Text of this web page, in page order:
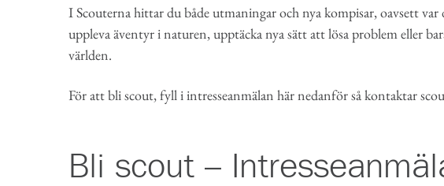
I Scouterna hittar du både utmaningar och nya kompisar, oavsett
uppleva äventyr i naturen, upptäcka nya sätt att lösa problem eller
världen.
För att bli scout, fyll i intresseanmälan här nedanför så kontaktar
Bli scout –